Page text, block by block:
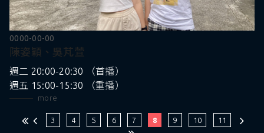
0000-00-00
陳姿穎、吳芃萱
週二 20:00-20:30 （首播）
週五 15:00-15:30 （重播）
more
3 4 5 6 7 8 9 10 11